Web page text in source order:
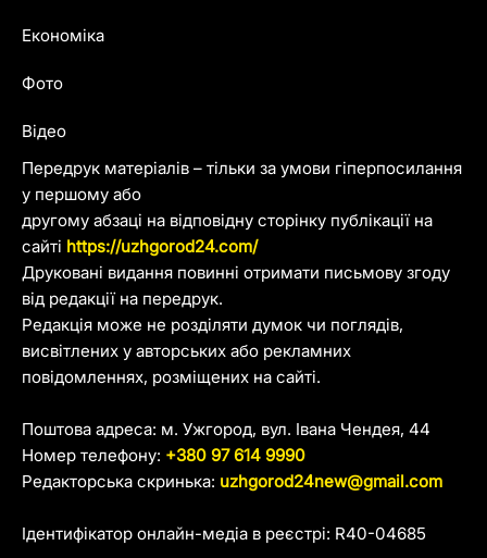
Передрук матеріалів – тільки за умови гіперпосилання
у першому або
другому абзаці на відповідну сторінку публікації на
сайті https://uzhgorod24.com/
Друковані видання повинні отримати письмову згоду
від редакції на передрук.
Редакція може не розділяти думок чи поглядів,
висвітлених у авторських або рекламних
повідомленнях, розміщених на сайті.
Поштова адреса: м. Ужгород, вул. Івана Чендея, 44
Номер телефону: +380 97 614 9990
Редакторська скринька: uzhgorod24new@gmail.com
Ідентифікатор онлайн-медіа в реєстрі: R40-04685
Економіка
Фото
Відео